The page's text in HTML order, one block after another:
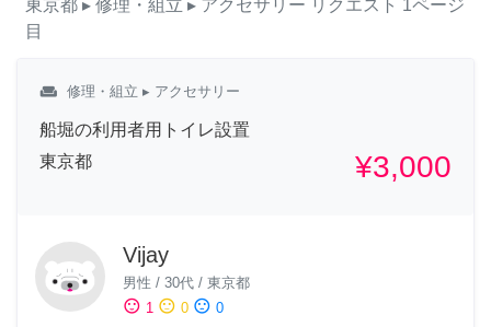
東京都 ▸ 修理・組立 ▸ アクセサリー リクエスト 1ページ
目
weekend 修理・組立 ▸ アクセサリー
船堀の利用者用トイレ設置
東京都
¥3,000
Vijay
男性 / 30代 / 東京都
sentiment_satisfied 1 sentiment_neutral 0 sentiment_dissatisfied 0